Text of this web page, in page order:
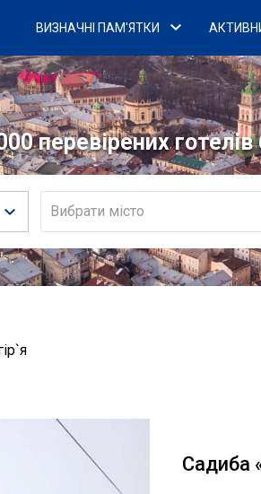
ВИЗНАЧНІ ПАМ'ЯТКИ
перевірених
Вибрати місто
Садиба